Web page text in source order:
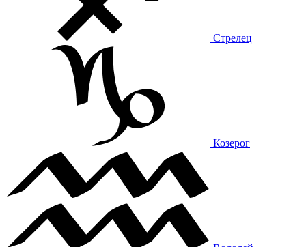
Стрелец
Козерог